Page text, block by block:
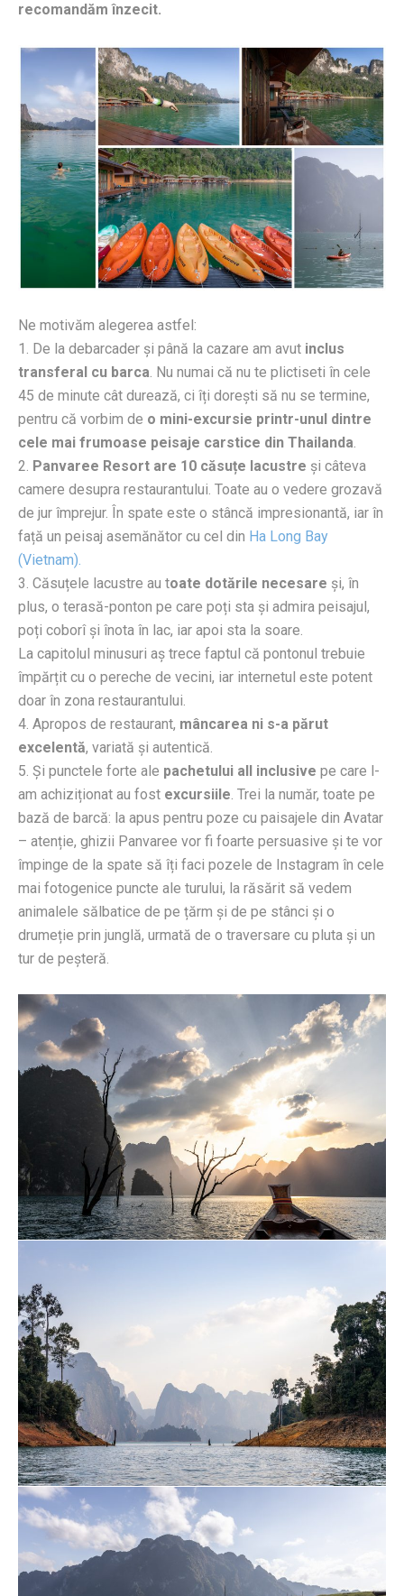
recomandăm înzecit.
Ne motivăm alegerea astfel:
1. De la debarcader și până la cazare am avut inclus
transferal cu barca. Nu numai că nu te plictiseti în cele
45 de minute cât durează, ci îți dorești să nu se termine,
pentru că vorbim de o mini-excursie printr-unul dintre
cele mai frumoase peisaje carstice din Thailanda.
2. Panvaree Resort are 10 căsuțe lacustre și câteva
camere desupra restaurantului. Toate au o vedere grozavă
de jur împrejur. În spate este o stâncă impresionantă, iar în
față un peisaj asemănător cu cel din Ha Long Bay
(Vietnam).
3. Căsuțele lacustre au toate dotările necesare și, în
plus, o terasă-ponton pe care poți sta și admira peisajul,
poți coborî și înota în lac, iar apoi sta la soare.
La capitolul minusuri aș trece faptul că pontonul trebuie
împărțit cu o pereche de vecini, iar internetul este potent
doar în zona restaurantului.
4. Apropos de restaurant, mâncarea ni s-a părut
excelentă, variată și autentică.
5. Și punctele forte ale pachetului all inclusive pe care l-
am achiziționat au fost excursiile. Trei la număr, toate pe
bază de barcă: la apus pentru poze cu paisajele din Avatar
– atenție, ghizii Panvaree vor fi foarte persuasive și te vor
împinge de la spate să îți faci pozele de Instagram în cele
mai fotogenice puncte ale turului, la răsărit să vedem
animalele sălbatice de pe țărm și de pe stânci și o
drumeție prin junglă, urmată de o traversare cu pluta și un
tur de peșteră.